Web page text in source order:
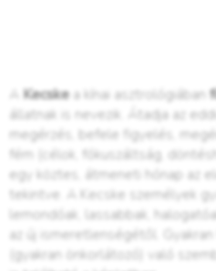
Kecskea kínai asztrológiában
állatnak is nevezik. Átadja az
megérzés, befele figyelés,
fém (célok, fókuszáltság,
egy köztes, átmeneti hónap az
tekintve. A Kecske személyek
lemondóak, lassabbak,
az új ismeretlenségétől.
(gyakran önkorlátozó) való